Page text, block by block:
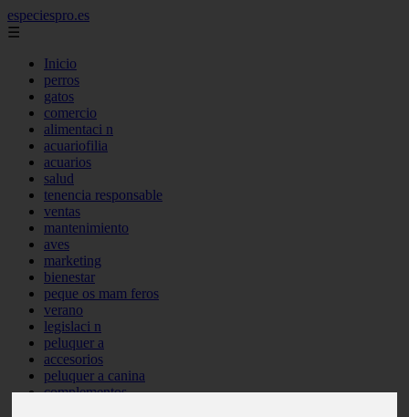
especiespro.es
☰
Inicio
perros
gatos
comercio
alimentaci n
acuariofilia
acuarios
salud
tenencia responsable
ventas
mantenimiento
aves
marketing
bienestar
peque os mam feros
verano
legislaci n
peluquer a
accesorios
peluquer a canina
complementos